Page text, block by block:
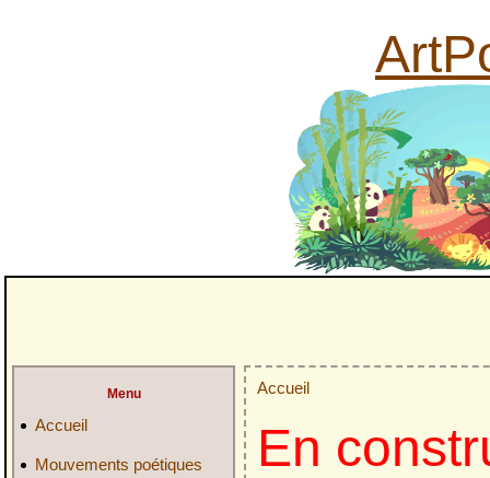
Menu
Accueil
Mouvements poétiques
Accueil
En